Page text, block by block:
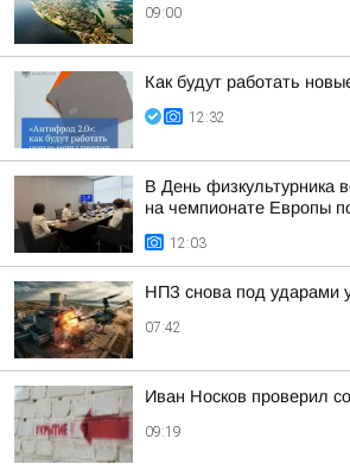
09:00
Как будут работать
12:32
В День физкультурника
на чемпионате Европы
12:03
НПЗ снова под ударами
07:42
Иван Носков проверил
09:19